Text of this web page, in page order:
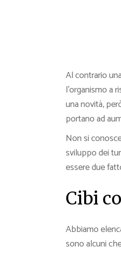
Al contrario
l’organismo a
una novità,
portano ad
Non si
sviluppo dei
essere due
Cibi
Abbiamo
sono alcuni